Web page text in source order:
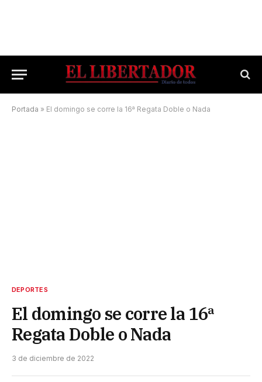
Portada » El domingo se corre la 16ª Regata Doble o Nada
DEPORTES
El domingo se corre la 16ª
Regata Doble o Nada
3 de diciembre de 2022